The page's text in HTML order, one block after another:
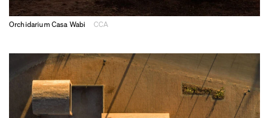
Orchidarium Casa Wabi CCA